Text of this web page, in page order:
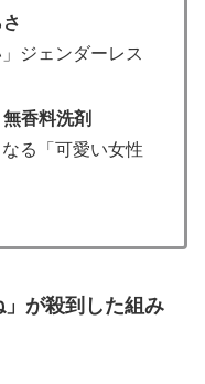
ジェンダーレス
香料洗剤
る「可愛い女性
が殺到した組み